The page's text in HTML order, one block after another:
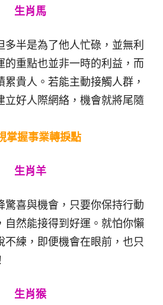
生肖馬
多半是為了他人忙碌，並無利
的重點也並非一時的利益，而
貴人。若能主動接觸人群，
立好人際網絡，機會就將尾隨
掌握事業轉捩點
生肖羊
驚喜與機會，只要你保持行動
自然能接得到好運。就怕你懶
不練，即便機會在眼前，也只
生肖猴